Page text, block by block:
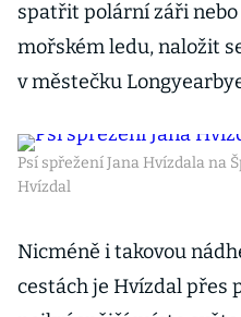
spatřit polární záři
mořském ledu, naložit
v městečku
Psí spřežení Jana Hvízdala na
Hvízdal
Nicméně i takovou
cestách je Hvízdal přes